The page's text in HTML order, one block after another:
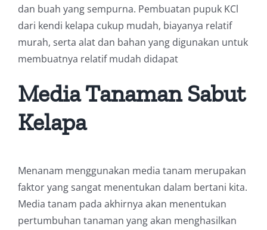
dan buah yang sempurna. Pembuatan pupuk KCl
dari kendi kelapa cukup mudah, biayanya relatif
murah, serta alat dan bahan yang digunakan untuk
membuatnya relatif mudah didapat
Media Tanaman Sabut
Kelapa
Menanam menggunakan media tanam merupakan
faktor yang sangat menentukan dalam bertani kita.
Media tanam pada akhirnya akan menentukan
pertumbuhan tanaman yang akan menghasilkan